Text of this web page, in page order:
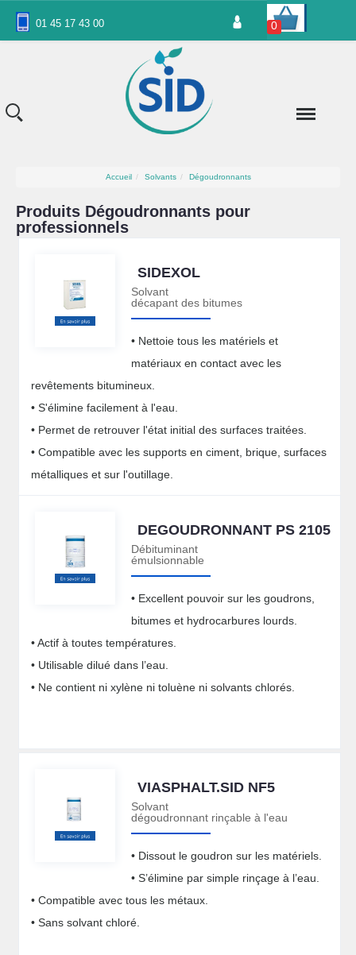
01 45 17 43 00 0
Accueil Solvants Dégoudronnants
Produits Dégoudronnants pour
professionnels
SIDEXOL
Solvant
décapant des bitumes
• Nettoie tous les matériels et
matériaux en contact avec les
revêtements bitumineux.
• S'élimine facilement à l'eau.
• Permet de retrouver l'état initial des surfaces traitées.
• Compatible avec les supports en ciment, brique, surfaces
métalliques et sur l'outillage.
DEGOUDRONNANT PS 2105
Débituminant
émulsionnable
• Excellent pouvoir sur les goudrons,
bitumes et hydrocarbures lourds.
• Actif à toutes températures.
• Utilisable dilué dans l’eau.
• Ne contient ni xylène ni toluène ni solvants chlorés.
VIASPHALT.SID NF5
Solvant
dégoudronnant rinçable à l'eau
• Dissout le goudron sur les matériels.
• S’élimine par simple rinçage à l’eau.
• Compatible avec tous les métaux.
• Sans solvant chloré.